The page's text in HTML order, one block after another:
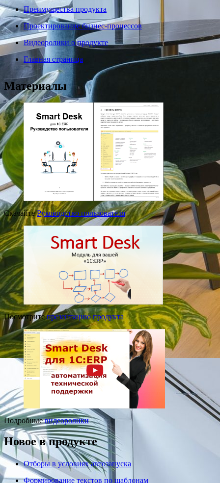
Преимущества продукта
Проектирование бизнес-процессов
Видеоролики о продукте
Главная страница
Материалы
СкачайтеРуководство пользователя
Посмотритепрезентацию продукта
Подробныевидеоролики
Новое в продукте
Отборы в условиях автозапуска
Формирование текстов по шаблонам